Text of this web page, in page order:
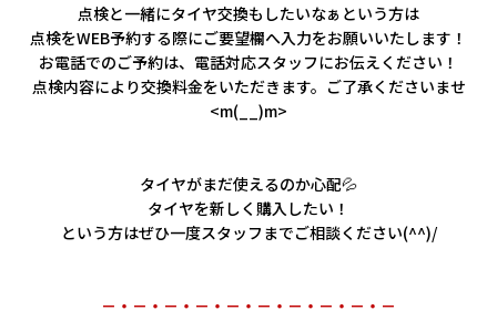
点検と一緒にタイヤ交換もしたいなぁという方は
点検をWEB予約する際にご要望欄へ入力をお願いいたします！
お電話でのご予約は、電話対応スタッフにお伝えください！
点検内容により交換料金をいただきます。ご了承くださいませ
<m(__)m>
タイヤがまだ使えるのか心配💦
タイヤを新しく購入したい！
という方はぜひ一度スタッフまでご相談ください(^^)/
－・－・－・－・－・－・－・－・－・－